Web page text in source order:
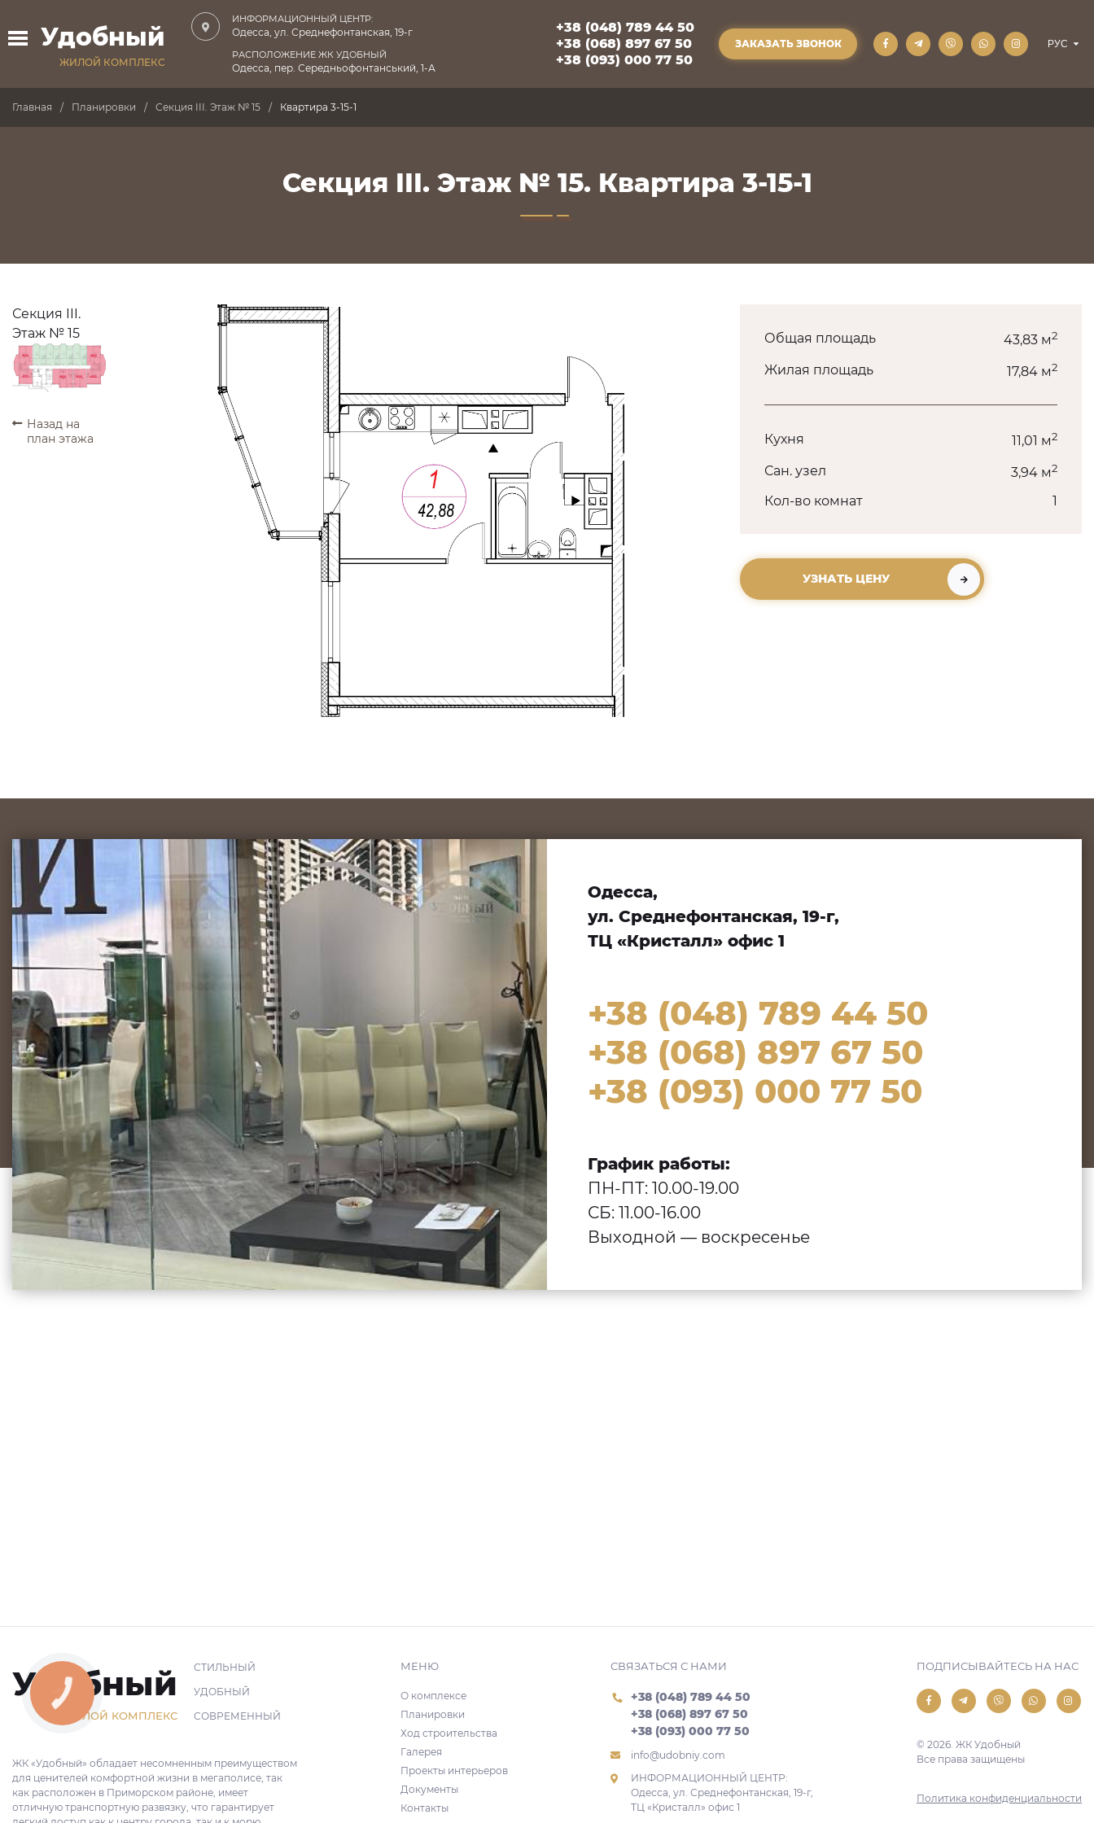
Удобный
ЖИЛОЙ КОМПЛЕКС
ИНФОРМАЦИОННЫЙ ЦЕНТР:
Одесса, ул. Среднефонтанская, 19-г
РАСПОЛОЖЕНИЕ ЖК УДОБНЫЙ
Одесса, пер. Середньофонтанський, 1-А
+38 (048) 789 44 50
+38 (068) 897 67 50
+38 (093) 000 77 50
ЗАКАЗАТЬ ЗВОНОК
Главная Планировки Секция III. Этаж № 15 Квартира 3-15-1
Секция III. Этаж № 15. Квартира 3-15-1
Секция III.
Этаж № 15
ПРОДАНО
Назад на
план этажа
Общая площадь 43,83 м2
Жилая площадь 17,84 м2
Кухня 11,01 м2
Сан. узел 3,94 м2
Кол-во комнат 1
УЗНАТЬ ЦЕНУ
Одесса,
ул. Среднефонтанская, 19-г,
ТЦ «Кристалл» офис 1
+38 (048) 789 44 50
+38 (068) 897 67 50
+38 (093) 000 77 50
График работы:
ПН-ПТ: 10.00-19.00
СБ: 11.00-16.00
Выходной — воскресенье
Удобный
ЖИЛОЙ КОМПЛЕКС
СТИЛЬНЫЙ
УДОБНЫЙ
СОВРЕМЕННЫЙ
ЖК «Удобный» обладает несомненным преимуществом
для ценителей комфортной жизни в мегаполисе, так
как расположен в Приморском районе, имеет
отличную транспортную развязку, что гарантирует
МЕНЮ
О комплексе
Планировки
Ход строительства
Галерея
Проекты интерьеров
Документы
Контакты
СВЯЗАТЬСЯ С НАМИ
+38 (048) 789 44 50
+38 (068) 897 67 50
+38 (093) 000 77 50
info@udobniy.com
ИНФОРМАЦИОННЫЙ ЦЕНТР:
Одесса, ул. Среднефонтанская, 19-г,
ТЦ «Кристалл» офис 1
ПОДПИСЫВАЙТЕСЬ НА НАС
© 2026. ЖК Удобный
Все права защищены
Политика конфиденциальности